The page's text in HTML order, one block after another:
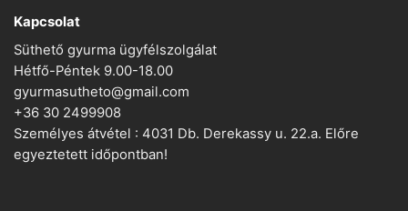
Kapcsolat
Süthető gyurma ügyfélszolgálat
Hétfő-Péntek 9.00-18.00
gyurmasutheto@gmail.com
+36 30 2499908
Személyes átvétel : 4031 Db. Derekassy u. 22.a. Előre
egyeztetett időpontban!